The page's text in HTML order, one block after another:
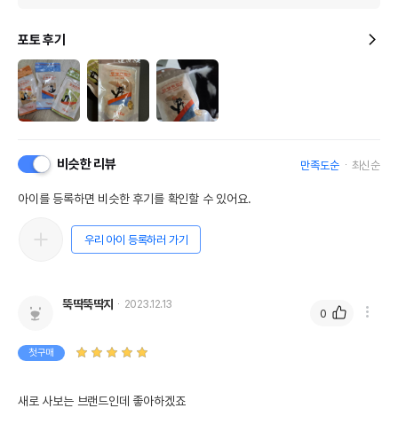
포토 후기
비슷한 리뷰 만족도순 최신순
아이를 등록하면 비슷한 후기를 확인할 수 있어요.
우리 아이 등록하러 가기
뚝딱뚝딱지 2023.12.13
첫구매
새로 사보는 브랜드인데 좋아하겠죠
0